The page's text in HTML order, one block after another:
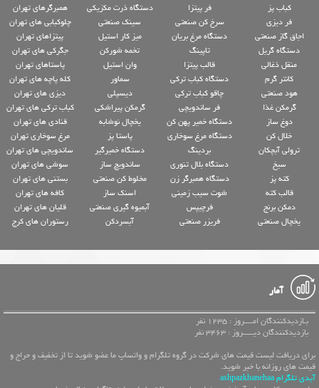
کباب پز
فر دیزی
اجاق گاز صنعتی
دستگاه گریل
منقل ذغالی
کانتر گرم
هود صنعتی
گرمکن غذا
دوغ ساز
خلال کن
ترولی آبچکان
سیخ
کته پز
قالب کته
دمکن برنج
یخچال صنعتی
فر پیتزا
سرخ کن صنعتی
دستگاه مرغ بریان
تاپینگ
قالب پیتزا
دستگاه کباب ترکی
چاقو کباب ترکی
فر ساندویچی
دستگاه خمیر پهن کن
دستگاه مرغ سوخاری
بردینگ
دستگاه بلال تنوری
دستگاه همبرگر زن
شوت سیب زمینی
فرچیپس
فریزر صنعتی
دستگاه ذرت مکزیکی
سینک صنعتی
میز کار استیل
تخمه شورکن
وان استیل
سماور
دیسپلی
گرمکن پیراشکی
یخچال نوشابه
پاستا پز
دستگاه خمیرگیر
ساندویچ ساز
مخلوط کن صنعتی
اسنک ساز
آبمیوه گیری صنعتی
آبسردکن
همبرگرهای تهران
چلوکبابی های تهران
پیتزاهای تهران
جگرکی های تهران
پاستاهای تهران
کله پاچه های تهران
دیزی های تهران
کباب ترکی های تهران
قنادی های تهران
مرغ سوخاری تهران
ساندویچی های تهران
سوشی های تهران
بستنی های تهران
کافه های تهران
قلیان های تهران
رستوران های کرج
آمار
بـازدیدکنندگان امــــروز : 1235 نفر
بازدیدکنندگان دیـــــروز : 3463 نفر
برای دریافت لیست قیمت های شرکت در گروه تلگرام و واتساپ ما عضو شوید تا از تخفیف و حراج و
قیمت های روزانه با خبر شوید.
آیدی تلگرام ashpazkhanehaa